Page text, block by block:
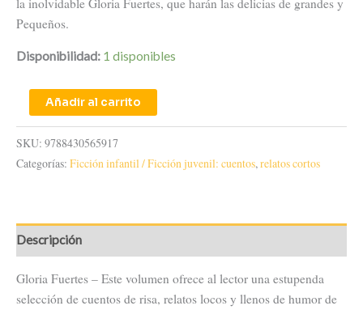
Pequeños.
Disponibilidad: 1 disponibles
Añadir al carrito
SKU: 9788430565917
Categorías: Ficción infantil / Ficción juvenil: cuentos,relatos cortos
Descripción
Gloria Fuertes – Este volumen ofrece al lector una estupenda
selección de cuentos de risa, relatos locos y llenos de humor de